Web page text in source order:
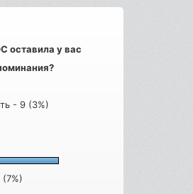
оставила у вас
- 9 (3%)